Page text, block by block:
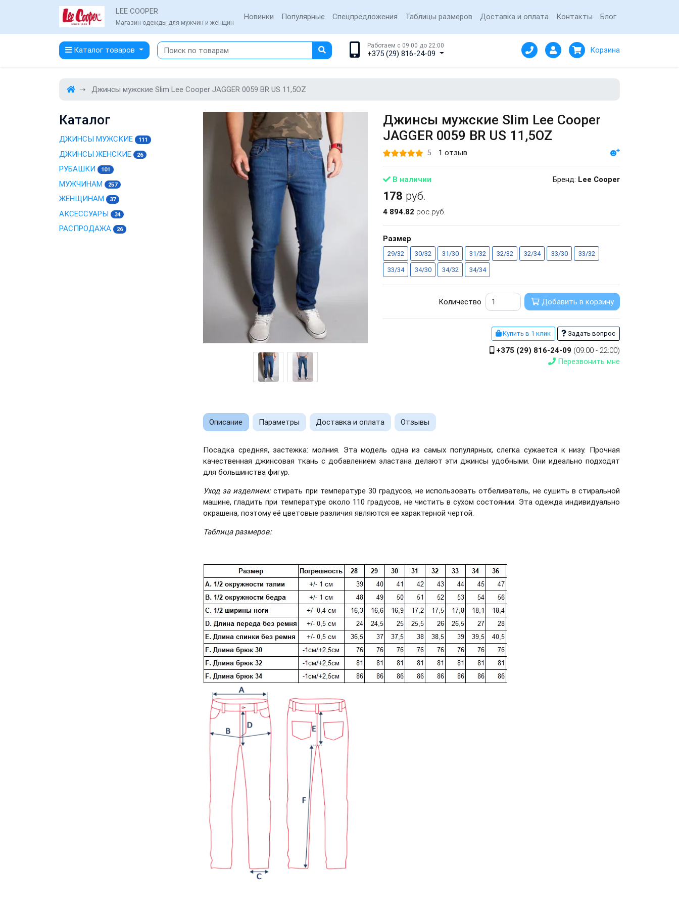
LEE COOPER
Магазин одежды для мужчин и женщин
Новинки Популярные Спецпредложения Таблицы размеров Доставка и оплата Контакты Блог
Каталог товаров Работаем с 09:00 до 22:00
+375 (29) 816-24-09 Корзина
Джинсы мужские Slim Lee Cooper JAGGER 0059 BR US 11,5OZ
Джинсы мужские Slim Lee Cooper
JAGGER 0059 BR US 11,5OZ
5 1 отзыв
В наличии Бренд: Lee Cooper
178 руб.
4 894.82 рос.руб.
Размер
29/32 30/32 31/30 31/32 32/32 32/34 33/30
33/32
33/34
34/30 34/32 34/34
Количество Добавить в корзину
Купить в 1 клик Задать вопрос
+375 (29) 816-24-09(09:00 - 22:00)
Перезвонить мне
Описание Параметры Доставка и оплата Отзывы
Посадка средняя, застежка: молния. Эта модель одна из самых популярных, слегка сужается к низу. Прочная
качественная джинсовая ткань с добавлением эластана делают эти джинсы удобными. Они идеально подходят
для большинства фигур.
Уход за изделием:стирать при температуре 30 градусов, не использовать отбеливатель, не сушить в стиральной
машине, гладить при температуре около 110 градусов, не чистить в сухом состоянии. Эта одежда индивидуально
окрашена, поэтому её цветовые различия являются ее характерной чертой.
Таблица размеров:
Каталог
ДЖИНСЫ МУЖСКИЕ 111
ДЖИНСЫ ЖЕНСКИЕ 26
РУБАШКИ 101
МУЖЧИНАМ 257
ЖЕНЩИНАМ 37
АКСЕССУАРЫ 34
РАСПРОДАЖА 26